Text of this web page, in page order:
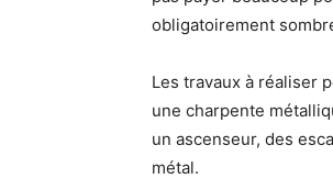
obligatoirement
Les travaux à réaliser
une charpente
un ascenseur, des
métal.